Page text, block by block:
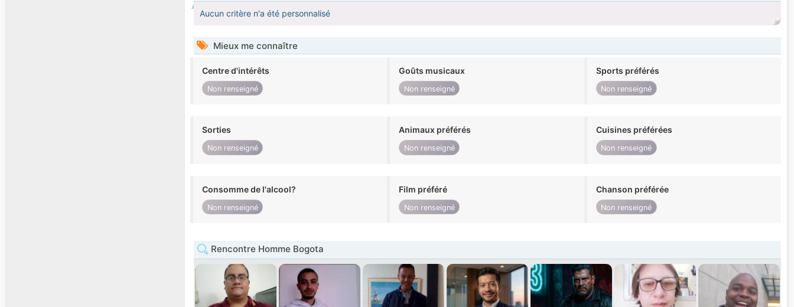
Aucun critère n'a été personnalisé
Mieux me connaître
Centre d'intérêts
Non renseigné
Goûts musicaux
Non renseigné
Sports préférés
Non renseigné
Sorties
Non renseigné
Animaux préférés
Non renseigné
Cuisines préférées
Non renseigné
Consomme de l'alcool?
Non renseigné
Film préféré
Non renseigné
Chanson préférée
Non renseigné
Rencontre Homme Bogota